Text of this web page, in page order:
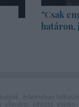
"Csak
határon,